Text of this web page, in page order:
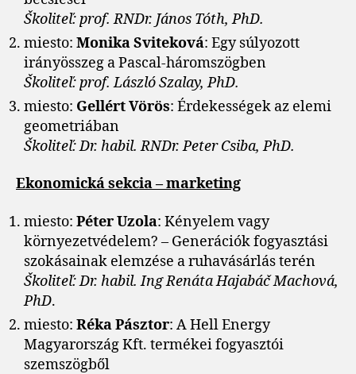
Školiteľ: prof. RNDr. János Tóth, PhD.
miesto: MonikaSviteková: Egy súlyozott
irányösszeg a Pascal-háromszögben
Školiteľ: prof. László Szalay, PhD.
miesto: Gellért Vörös: Érdekességek az elemi
geometriában
Školiteľ: Dr. habil. RNDr. Peter Csiba, PhD.
Ekonomická sekcia – marketing
miesto: Péter Uzola: Kényelem vagy
környezetvédelem? – Generációk fogyasztási
szokásainak elemzése a ruhavásárlás terén
Školiteľ: Dr. habil. Ing Renáta Hajabáč Machová,
PhD.
miesto: Réka Pásztor: A Hell Energy
Magyarország Kft. termékei fogyasztói
szemszögből